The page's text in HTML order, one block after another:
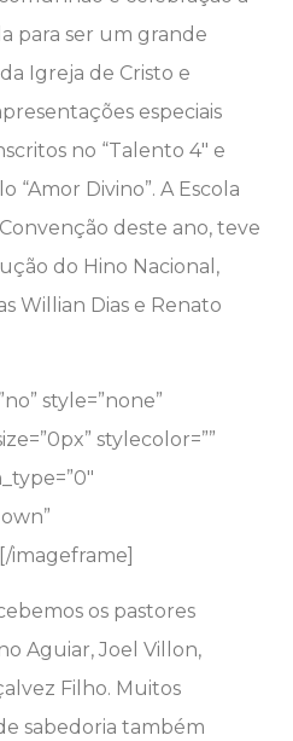
para ser um grande
Igreja de Cristo e
especiais
no “Talento 4″ e
Divino”. A Escola
deste ano, teve
do Hino Nacional,
Willian Dias e Renato
style=”none”
stylecolor=””
[/imageframe]
os pastores
Aguiar, Joel Villon,
Filho. Muitos
sabedoria também